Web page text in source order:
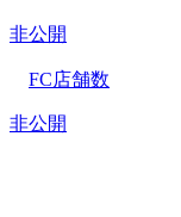
非公開
FC店舗数
非公開